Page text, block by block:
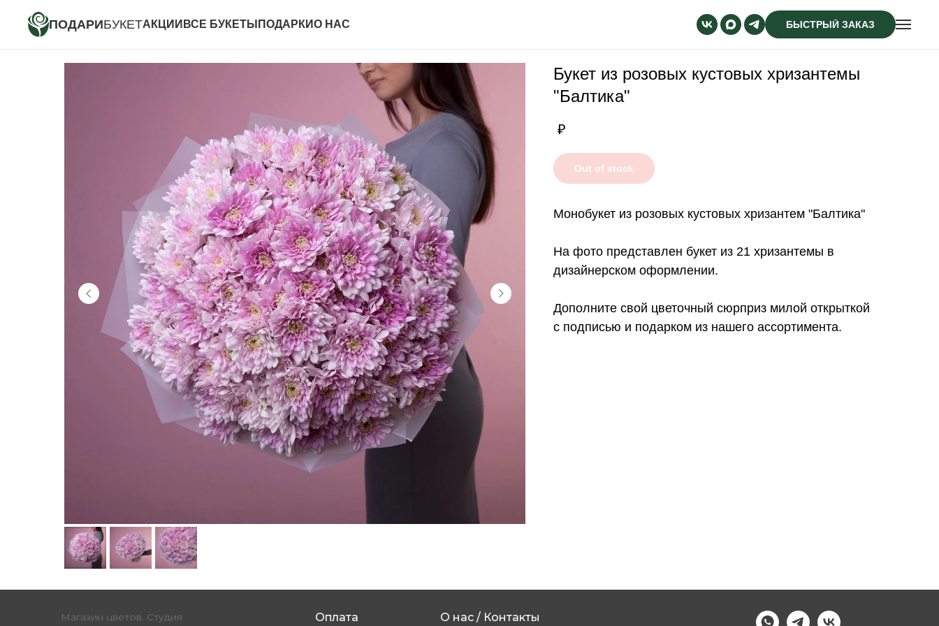
ПОДАРИБУКЕТАКЦИИ ВСЕ БУКЕТЫ ПОДАРКИО НАС БЫСТРЫЙ ЗАКАЗ
Букет из розовых кустовых хризантемы
"Балтика"
₽
Out of stock
Монобукет из розовых кустовых хризантем "Балтика"
На фото представлен букет из 21 хризантемы в
дизайнерском оформлении.
Дополните свой цветочный сюрприз милой открыткой
с подписью и подарком из нашего ассортимента.
Магазин цветов. Студия
Оплата О нас / Контакты